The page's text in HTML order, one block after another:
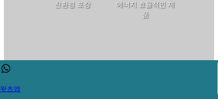
친환경 포장
에너지 효율적인 제
품
왓츠앱